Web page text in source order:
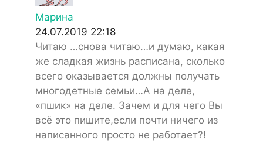
Марина
24.07.2019 22:18
Читаю …снова читаю…и думаю, какая
же сладкая жизнь расписана, сколько
всего оказывается должны получать
многодетные семьи…А на деле,
«пшик» на деле. Зачем и для чего Вы
всё это пишите,если почти ничего из
написанного просто не работает?!